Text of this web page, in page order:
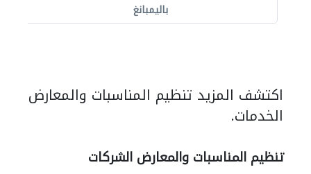
باليمبانغ
اكتشف المزيد تنظيم المناسبات والمعارض
الخدمات.
تنظيم المناسبات والمعارض الشركات